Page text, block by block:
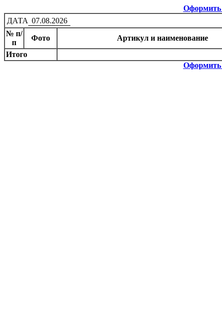
Оформить
ДАТА 07.08.2026
№ п/
п
Фото
Артикул и наименование
Итого
Оформить